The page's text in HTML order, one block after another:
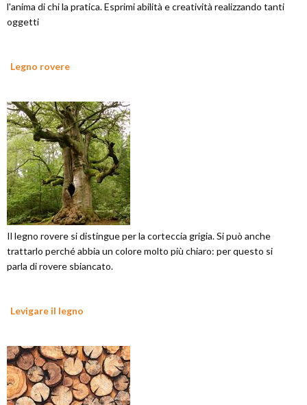
l'anima di chi la pratica. Esprimi abilità e creatività realizzando tanti
oggetti
Legno rovere
Il legno rovere si distingue per la corteccia grigia. Si può anche
trattarlo perché abbia un colore molto più chiaro: per questo si
parla di rovere sbiancato.
Levigare il legno